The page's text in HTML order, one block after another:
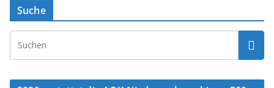
Suche